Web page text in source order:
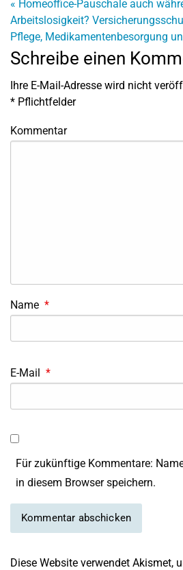
« Homeoffice-Pauschale auch
Arbeitslosigkeit?
Pflege, Medikamentenbesorgung
Schreibe einen
Ihre E-Mail-Adresse wird nicht
* Pflichtfelder
Kommentar
Name *
E-Mail *
Für zukünftige Kommentare:
in diesem Browser speichern.
Diese Website verwendet Akismet,